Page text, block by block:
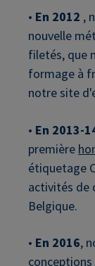
• En 2012 ,
nouvelle
filetés, que
formage à
notre site
• En 2013-
première
étiquetage
activités de
Belgique.
• En 2016,
conceptions